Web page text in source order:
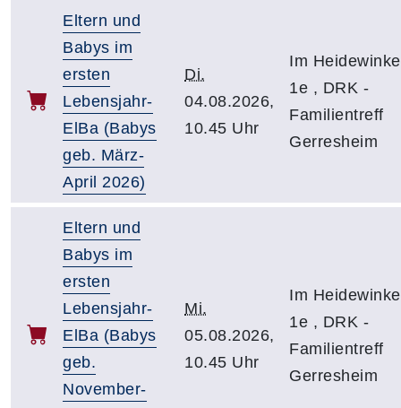
Eltern und
Babys im
ersten
Lebensjahr-
ElBa (Babys
geb. März-
April 2026)
Di.
04.08.2026,
10.45 Uhr
Im
1e , DRK -
Familientreff
Gerresheim
Eltern und
Babys im
ersten
Lebensjahr-
ElBa (Babys
geb.
November-
Mi.
05.08.2026,
10.45 Uhr
Im
1e , DRK -
Familientreff
Gerresheim